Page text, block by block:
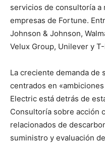
servicios de consultoría a
empresas de Fortune.
Johnson & Johnson,
Velux Group, Unilever y
La creciente demanda de
centrados en
Electric está detrás de
Consultoría sobre acción
relacionados de
suministro y evaluación